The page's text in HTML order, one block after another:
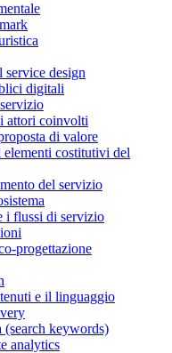
service design
digitali
attori coinvolti
di valore
costitutivi del
del servizio
i flussi di servizio
progettazione
e il linguaggio
keywords)
analytics